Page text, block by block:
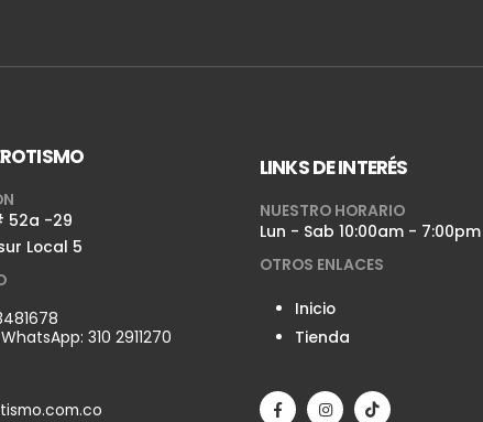
52a -29
Local 5
310 2911270
LINKS DE INTERÉS
NUESTRO HORARIO
Lun - Sab 10:00am - 7:00pm
OTROS ENLACES
Inicio
Tienda